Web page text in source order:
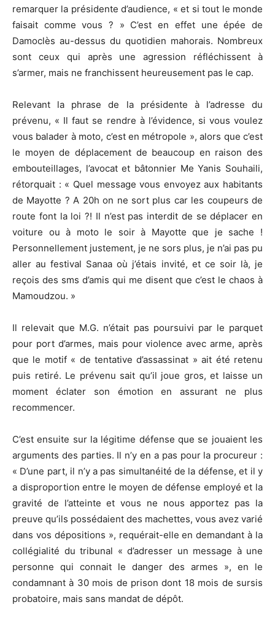
remarquer la présidente d’audience, « et si tout le monde
faisait comme vous ? » C’est en effet une épée de
Damoclès au-dessus du quotidien mahorais. Nombreux
sont ceux qui après une agression réfléchissent à
s’armer, mais ne franchissent heureusement pas le cap.
Relevant la phrase de la présidente à l’adresse du
prévenu, « Il faut se rendre à l’évidence, si vous voulez
vous balader à moto, c’est en métropole », alors que c’est
le moyen de déplacement de beaucoup en raison des
embouteillages, l’avocat et bâtonnier Me Yanis Souhaili,
rétorquait : « Quel message vous envoyez aux habitants
de Mayotte ? A 20h on ne sort plus car les coupeurs de
route font la loi ?! Il n’est pas interdit de se déplacer en
voiture ou à moto le soir à Mayotte que je sache !
Personnellement justement, je ne sors plus, je n’ai pas pu
aller au festival Sanaa où j’étais invité, et ce soir là, je
reçois des sms d’amis qui me disent que c’est le chaos à
Mamoudzou. »
Il relevait que M.G. n’était pas poursuivi par le parquet
pour port d’armes, mais pour violence avec arme, après
que le motif « de tentative d’assassinat » ait été retenu
puis retiré. Le prévenu sait qu’il joue gros, et laisse un
moment éclater son émotion en assurant ne plus
recommencer.
C’est ensuite sur la légitime défense que se jouaient les
arguments des parties. Il n’y en a pas pour la procureur :
« D’une part, il n’y a pas simultanéité de la défense, et il y
a disproportion entre le moyen de défense employé et la
gravité de l’atteinte et vous ne nous apportez pas la
preuve qu’ils possédaient des machettes, vous avez varié
dans vos dépositions », requérait-elle en demandant à la
collégialité du tribunal « d’adresser un message à une
personne qui connait le danger des armes », en le
condamnant à 30 mois de prison dont 18 mois de sursis
probatoire, mais sans mandat de dépôt.